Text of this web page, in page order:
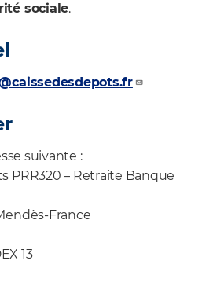
sociale.
suivante :
PRR320 – Retraite Banque
France
13